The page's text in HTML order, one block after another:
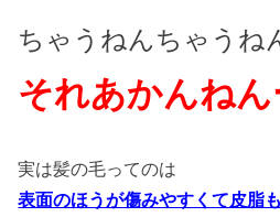
ちゃうねんちゃうね
それあかんねん
実は髪の毛ってのは
表面のほうが傷みやすくて皮脂も